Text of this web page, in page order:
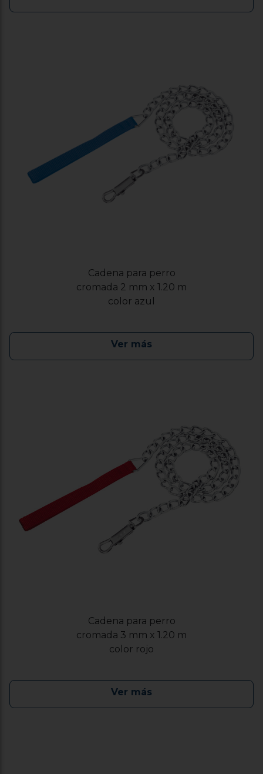
Cadena para perro
cromada 2 mm x 1.20 m
color azul
Ver más
Cadena para perro
cromada 3 mm x 1.20 m
color rojo
Ver más